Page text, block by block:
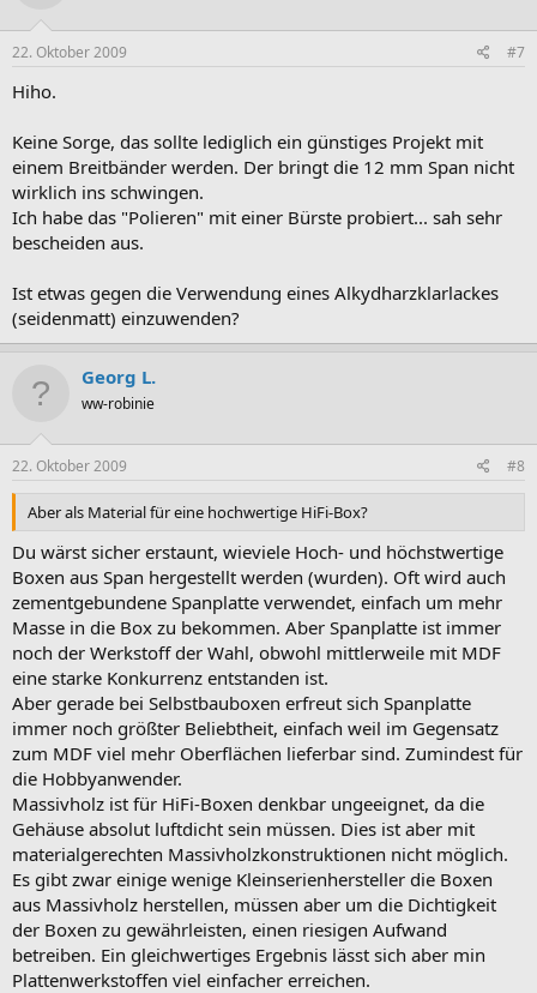
22. Oktober 2009 #7
Hiho.
Keine Sorge, das sollte lediglich ein günstiges Projekt mit
einem Breitbänder werden. Der bringt die 12 mm Span nicht
wirklich ins schwingen.
Ich habe das "Polieren" mit einer Bürste probiert... sah sehr
bescheiden aus.
Ist etwas gegen die Verwendung eines Alkydharzklarlackes
(seidenmatt) einzuwenden?
Georg L.
ww-robinie
22. Oktober 2009 #8
Aber als Material für eine hochwertige HiFi-Box?
Du wärst sicher erstaunt, wieviele Hoch- und höchstwertige
Boxen aus Span hergestellt werden (wurden). Oft wird auch
zementgebundene Spanplatte verwendet, einfach um mehr
Masse in die Box zu bekommen. Aber Spanplatte ist immer
noch der Werkstoff der Wahl, obwohl mittlerweile mit MDF
eine starke Konkurrenz entstanden ist.
Aber gerade bei Selbstbauboxen erfreut sich Spanplatte
immer noch größter Beliebtheit, einfach weil im Gegensatz
zum MDF viel mehr Oberflächen lieferbar sind. Zumindest für
die Hobbyanwender.
Massivholz ist für HiFi-Boxen denkbar ungeeignet, da die
Gehäuse absolut luftdicht sein müssen. Dies ist aber mit
materialgerechten Massivholzkonstruktionen nicht möglich.
Es gibt zwar einige wenige Kleinserienhersteller die Boxen
aus Massivholz herstellen, müssen aber um die Dichtigkeit
der Boxen zu gewährleisten, einen riesigen Aufwand
betreiben. Ein gleichwertiges Ergebnis lässt sich aber min
Plattenwerkstoffen viel einfacher erreichen.